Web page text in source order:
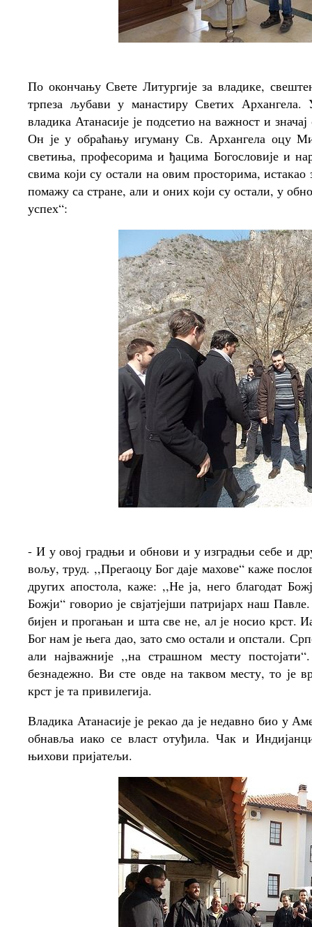
По окончању Свете Литургије за владике,
трпеза љубави у манастиру Светих
владика Атанасије је подсетио на важност и
Он је у обраћању игуману Св. Архангела оцу
светиња, професорима и ђацима Богословије и
свима који су остали на овим просторима,
помажу са стране, али и оних који су остали, у
успех“:
- И у овој градњи и обнови и у изградњи себе и
вољу, труд. ,,Прегаоцу Бог даје махове“ каже
других апостола, каже: ,,Не ја, него благодат
Божји“ говорио је свјатјејши патријарх наш
бијен и прогањан и шта све не, ал је носио крст.
Бог нам је њега дао, зато смо остали и опстали.
али најважније ,,на страшном месту
безнадежно. Ви сте овде на таквом месту, то је
крст је та привилегија.
Владика Атанасије је рекао да је недавно био у
обнавља иако се власт отуђила. Чак и
њихови пријатељи.